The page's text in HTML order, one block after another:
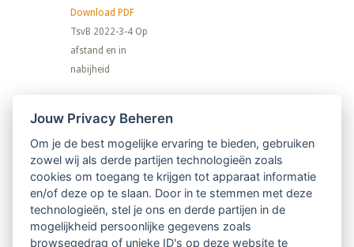
Download PDF
TsvB 2022-3-4 Op
afstand en in
nabijheid
Nieuwsbrief
Ontvang 10 x per jaar de LVSC-
relatienieuwsbrief met o.a.:
vrij toegankelijke TsvB-artikelen
Jouw Privacy Beheren
Om je de best mogelijke ervaring te bieden, gebruiken
zowel wij als derde partijen technologieën zoals
cookies om toegang te krijgen tot apparaat informatie
en/of deze op te slaan. Door in te stemmen met deze
technologieën, stel je ons en derde partijen in de
mogelijkheid persoonlijke gegevens zoals
browsegedrag of unieke ID's op deze website te